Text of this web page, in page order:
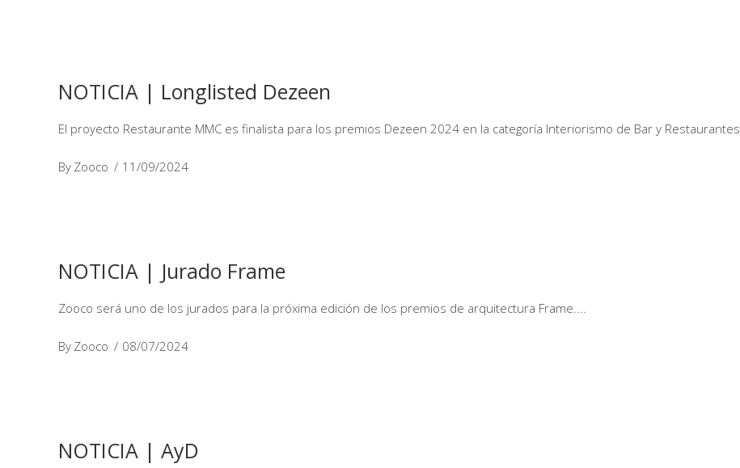
NOTICIA | Longlisted Dezeen
El proyecto Restaurante MMC es finalista para los premios Dezeen 2024 en la categoría Interiorismo de Bar y Restaurantes.
By Zooco 11/09/2024
NOTICIA | Jurado Frame
Zooco será uno de los jurados para la próxima edición de los premios de arquitectura Frame.
By Zooco 08/07/2024
NOTICIA | AyD